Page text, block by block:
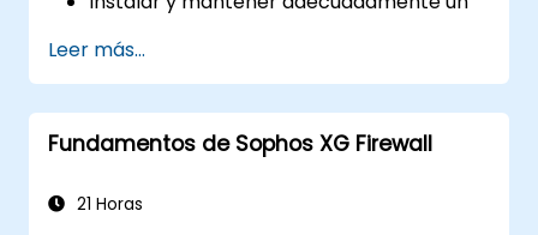
Utilizar las herramientas de
mantenimiento y la suite de gestión de
Honeywell para controlar un sistema de
seguridad.
Leer más...
Fundamentos de Sophos XG Firewall
21 Horas